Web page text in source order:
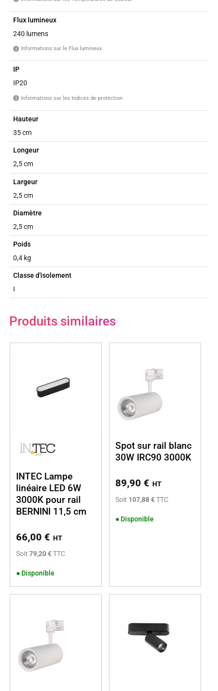
Flux lumineux
240 lumens
i Informations sur le Flux lumineux
IP
IP20
i Informations sur les Indices de protection
Hauteur
35 cm
Longeur
2,5 cm
Largeur
2,5 cm
Diamètre
2,5 cm
Poids
0,4 kg
Classe d'isolement
I
Produits similaires
INTEC Lampe
linéaire LED 6W
3000K pour rail
BERNINI 11,5 cm
66,00 € HT
Soit 79,20 €TTC
● Disponible
Spot sur rail blanc
30W IRC90 3000K
89,90 € HT
Soit 107,88 €TTC
● Disponible